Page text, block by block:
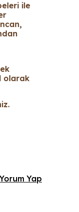
ile
olarak
Yorum Yap